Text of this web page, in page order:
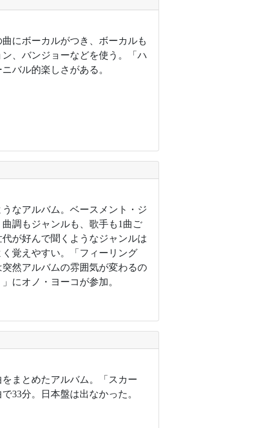
にボーカルがつき、ボーカルも
、バンジョーなどを使う。「ハ
バル的楽しさがある。
なアルバム。ベースメント・ジ
調もジャンルも、歌手も1曲ご
が好んで聞くようなジャンルは
覚えやすい。「フィーリング
然アルバムの雰囲気が変わるの
にオノ・ヨーコが参加。
まとめたアルバム。「スカー
33分。日本盤は出なかった。